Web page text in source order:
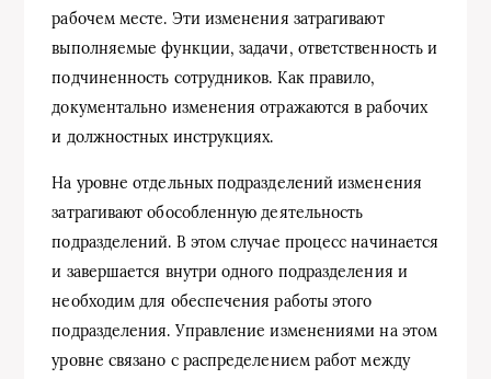
рабочем месте. Эти изменения затрагивают
выполняемые функции, задачи, ответственность и
подчиненность сотрудников. Как правило,
документально изменения отражаются в рабочих
и должностных инструкциях.
На уровне отдельных подразделений изменения
затрагивают обособленную деятельность
подразделений. В этом случае процесс начинается
и завершается внутри одного подразделения и
необходим для обеспечения работы этого
подразделения. Управление изменениями на этом
уровне связано с распределением работ между